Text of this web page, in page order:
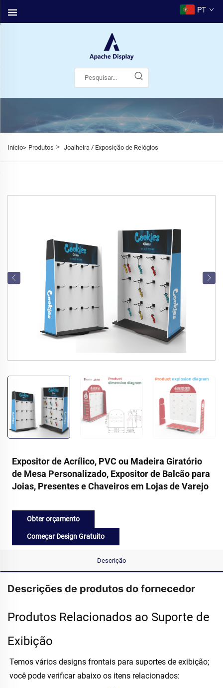
PT
Início> Produtos > Joalheira / Exposição de Relógios
Expositor de Acrílico, PVC ou Madeira Giratório
de Mesa Personalizado, Expositor de Balcão para
Joias, Presentes e Chaveiros em Lojas de Varejo
Obter orçamento
Começar Design Gratuito
Descrição
Descrições de produtos do fornecedor
Produtos Relacionados ao Suporte de
Exibição
Temos vários designs frontais para suportes de exibição;
você pode verificar abaixo os itens relacionados: